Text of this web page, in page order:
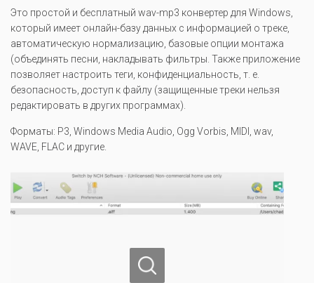
Это простой и бесплатный wav-mp3 конвертер для Windows,
который имеет онлайн-базу данных с информацией о треке,
автоматическую нормализацию, базовые опции монтажа
(объединять песни, накладывать фильтры. Также приложение
позволяет настроить теги, конфиденциальность, т. е.
безопасность, доступ к файлу (защищенные треки нельзя
редактировать в других программах).
Форматы: P3, Windows Media Audio, Ogg Vorbis, MIDI, wav,
WAVE, FLAC и другие.